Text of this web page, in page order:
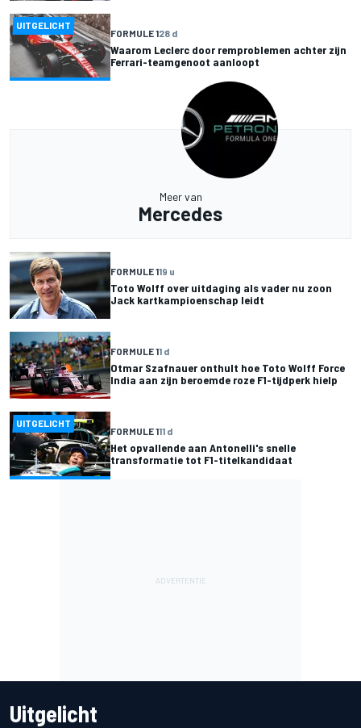
UITGELICHT
FORMULE 128 d
Waarom Leclerc door remproblemen achter zijn
Ferrari-teamgenoot aanloopt
Meer van
Mercedes
FORMULE 119 u
Toto Wolff over uitdaging als vader nu zoon
Jack kartkampioenschap leidt
FORMULE 11 d
Otmar Szafnauer onthult hoe Toto Wolff Force
India aan zijn beroemde roze F1-tijdperk hielp
UITGELICHT
FORMULE 111 d
Het opvallende aan Antonelli's snelle
transformatie tot F1-titelkandidaat
Uitgelicht